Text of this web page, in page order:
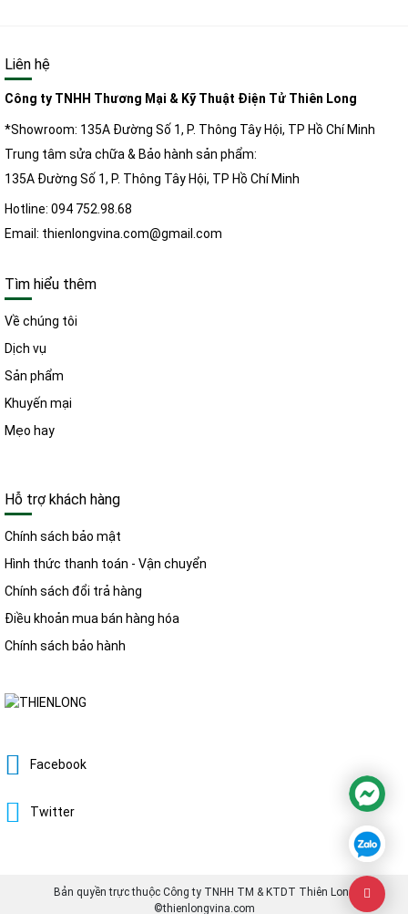
Liên hệ
Công ty TNHH Thương Mại & Kỹ Thuật Điện Tử Thiên Long
*Showroom: 135A Đường Số 1, P. Thông Tây Hội, TP Hồ Chí Minh
Trung tâm sửa chữa & Bảo hành sản phẩm:
135A Đường Số 1, P. Thông Tây Hội, TP Hồ Chí Minh
Hotline: 094 752.98.68
Email: thienlongvina.com@gmail.com
Tìm hiểu thêm
Về chúng tôi
Dịch vụ
Sản phẩm
Khuyến mại
Mẹo hay
Hỗ trợ khách hàng
Chính sách bảo mật
Hình thức thanh toán - Vận chuyển
Chính sách đổi trả hàng
Điều khoản mua bán hàng hóa
Chính sách bảo hành
Facebook
Twitter
Bản quyền trực thuộc Công ty TNHH TM & KTDT Thiên Long
©thienlongvina.com